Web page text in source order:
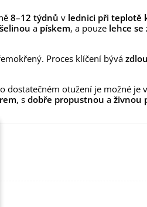
8–12 týdnů v lednici při teplotě
a pískem, a pouze lehce se
Proces klíčení bývá
dostatečném otužení je možné je
, s dobře propustnou a živnou